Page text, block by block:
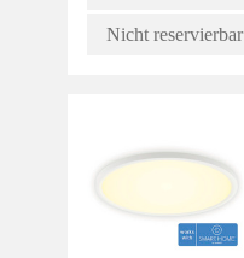
Nicht reservierbar